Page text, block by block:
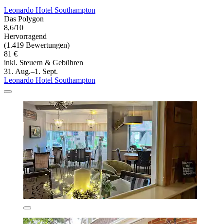
Leonardo Hotel Southampton
Das Polygon
8,6/10
Hervorragend
(1.419 Bewertungen)
81 €
inkl. Steuern & Gebühren
31. Aug.–1. Sept.
Leonardo Hotel Southampton